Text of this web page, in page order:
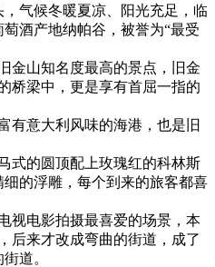
气候冬暖夏凉、阳光充足，临
酒产地纳帕谷，被誉为“最受
金山知名度最高的景点，旧金
桥梁中，更是享有首屈一指的
有意大利风味的海港，也是旧
式的圆顶配上玫瑰红的科林斯
的浮雕，每个到来的旅客都喜
视电影拍摄最喜爱的场景，本
后来才改成弯曲的街道，成了
道。